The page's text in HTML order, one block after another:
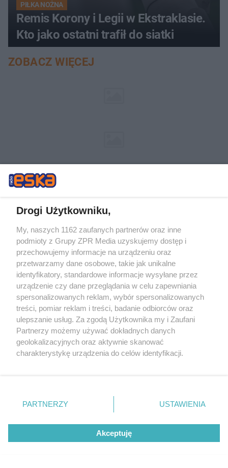
PIŁKA NOŻNA
Remis Korony i Legii w Ekstraklasie.
Kto jako ostatni trafił do siatki
ZOBACZ WIĘCEJ
Żaden utwór zamieszczony w serwisie nie może być powielany i
tzn. bez właściwej zgody, jest zabronione pod groźbą kary i może być
Drogi Użytkowniku,
My, naszych 1162 zaufanych partnerów oraz inne
podmioty z Grupy ZPR Media uzyskujemy dostęp i
przechowujemy informacje na urządzeniu oraz
przetwarzamy dane osobowe, takie jak unikalne
identyfikatory, standardowe informacje wysyłane przez
urządzenie czy dane przeglądania w celu zapewniania
spersonalizowanych reklam, wybór spersonalizowanych
treści, pomiar reklam i treści, badanie odbiorców oraz
ulepszanie usług. Za zgodą Użytkownika my i Zaufani
Partnerzy możemy używać dokładnych danych
geolokalizacyjnych oraz aktywnie skanować
charakterystykę urządzenia do celów identyfikacji.
zmienić/wycofać klikając przycisk ustawień prywatności
znajdujący się w lewym dolnym rogu strony
rodzaje przetwarzania danych nie wymagają zgody
użytkownika, ale masz prawo sprzeciwić się takiemu
przetwarzaniu. Preferencje będą miały zastosowanie tylko
PARTNERZY USTAWIENIA
Akceptuję